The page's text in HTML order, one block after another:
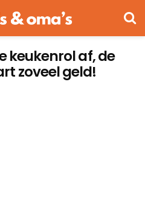
keukenrol af, de
zoveel geld!